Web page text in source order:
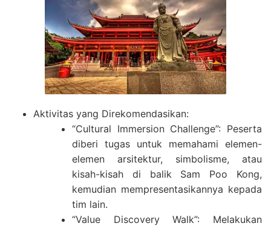
Aktivitas yang Direkomendasikan:
“Cultural Immersion Challenge”: Peserta
diberi tugas untuk memahami elemen-
elemen arsitektur, simbolisme, atau
kisah-kisah di balik Sam Poo Kong,
kemudian mempresentasikannya kepada
tim lain.
“Value Discovery Walk”: Melakukan